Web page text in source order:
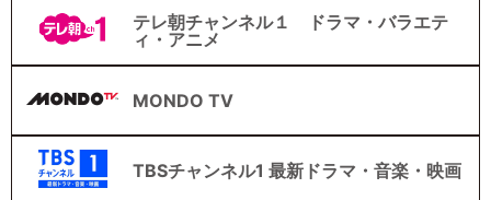
テレ朝チャンネル１ ドラマ・バラエテ
ィ・アニメ
MONDO TV
TBSチャンネル1 最新ドラマ・音楽・映画